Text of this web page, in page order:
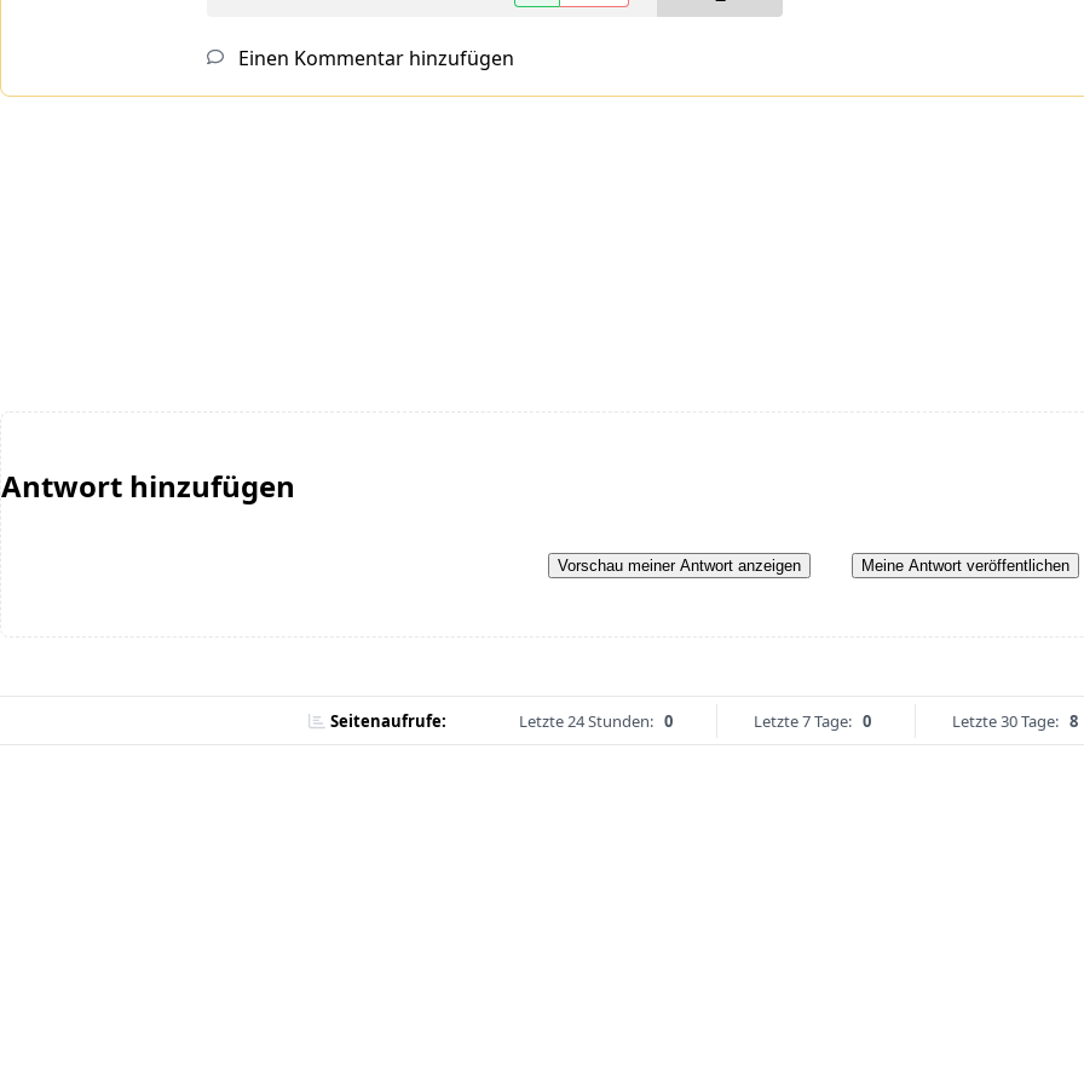
Einen Kommentar hinzufügen
Antwort hinzufügen
Vorschau meiner Antwort anzeigen Meine Antwort veröffentlichen
Seitenaufrufe: Letzte 24 Stunden: 0 Letzte 7 Tage: 0 Letzte 30 Tage: 8